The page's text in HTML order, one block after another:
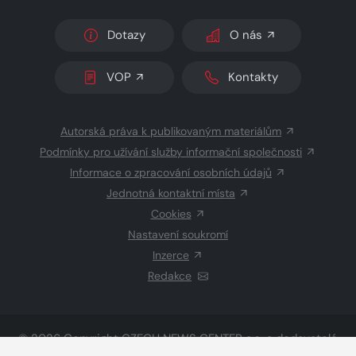
Dotazy O nás
VOP Kontakty
Autorská práva k publikovaným materiálům
Podmínky pro užívání služby informační společnosti
Informace o zpracování osobních údajů
Jednotná kontaktní místa
Cookies
Nastavení soukromí
Inzerce
Redakce
© 2026 CopyrightCZECH NEWS CENTER a.s.a dodavatelé